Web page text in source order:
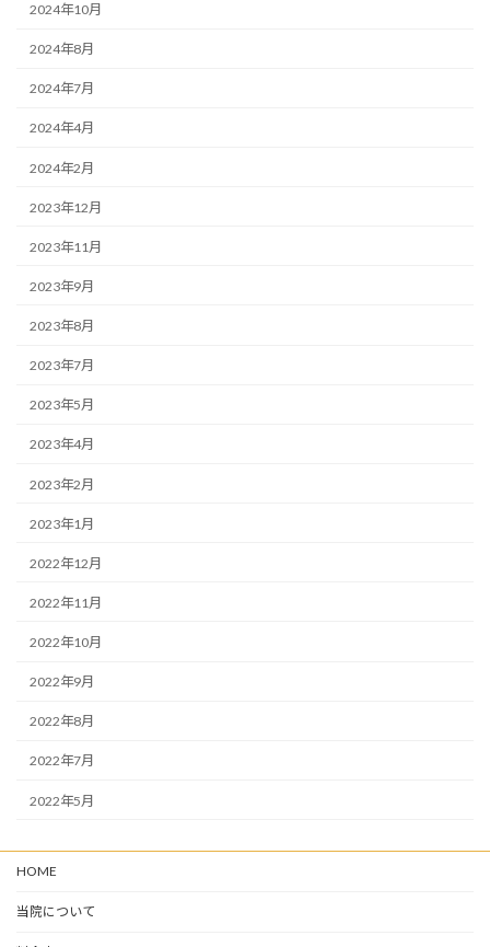
2024年10月
2024年8月
2024年7月
2024年4月
2024年2月
2023年12月
2023年11月
2023年9月
2023年8月
2023年7月
2023年5月
2023年4月
2023年2月
2023年1月
2022年12月
2022年11月
2022年10月
2022年9月
2022年8月
2022年7月
2022年5月
HOME
当院について